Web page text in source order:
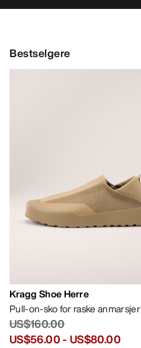
Bestselgere
Kragg Shoe Herre
Pull-on-sko for raske anmarsjer
US$160.00
US$56.00- US$80.00